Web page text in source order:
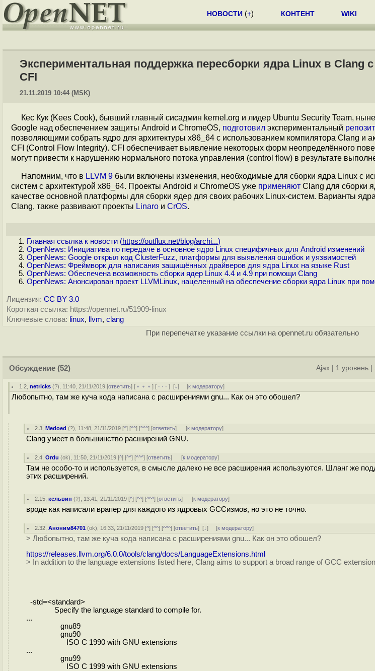
НОВОСТИ (+) КОНТЕНТ WIKI
Экспериментальная поддержка пересборки ядра Linux в Clang
CFI
21.11.2019 10:44 (MSK)
Кес Кук (Kees Cook), бывший главный сисадмин kernel.org и лидер Ubuntu Security Team,
Google над обеспечением защиты Android и ChromeOS, подготовил экспериментальный
позволяющими собрать ядро для архитектуры x86_64 с использованием компилятора Clang и
CFI (Control Flow Integrity). CFI обеспечивает выявление некоторых форм неопределённого
могут привести к нарушению нормального потока управления (control flow) в результате
Напомним, что в LLVM 9 были включены изменения, необходимые для сборки ядра Linux с
систем с архитектурой x86_64. Проекты Android и ChromeOS уже применяют Clang для сборки
качестве основной платформы для сборки ядер для своих рабочих Linux-систем. Варианты
Clang, также развивают проекты Linaro и CrOS.
Главная ссылка к новости (https://outflux.net/blog/archi...)
OpenNews: Инициатива по передаче в основное ядро Linux специфичных для Android изменений
OpenNews: Google открыл код ClusterFuzz, платформы для выявления ошибок и уязвимостей
OpenNews: Фреймворк для написания защищённых драйверов для ядра Linux на языке Rust
OpenNews: Обеспечена возможность сборки ядер Linux 4.4 и 4.9 при помощи Clang
OpenNews: Анонсирован проект LLVMLinux, нацеленный на обеспечение сборки ядра Linux при
Лицензия: CC BY 3.0
Короткая ссылка: https://opennet.ru/51909-linux
Ключевые слова: linux, llvm, clang
При перепечатке указание ссылки на opennet.ru обязательно
Обсуждение (52) Ajax 1 уровень
1.2 ,netricks (?), 11:40, 21/11/2019 [ответить] [ ﹢﹢﹢] [ · · ·][↓] [к модератору]
Любопытно, там же куча кода написана с расширениями gnu... Как он это обошел?
2.3 ,Medoed (?), 11:48, 21/11/2019 [^] [^^] [^^^] [ответить] [к модератору]
Clang умеет в большинство расширений GNU.
2.4 ,Ordu (ok), 11:50, 21/11/2019 [^] [^^] [^^^] [ответить] [к модератору]
Там не особо-то и используется, в смысле далеко не все расширения используются. Шланг же
этих расширений.
2.15 ,кельвин (?), 13:41, 21/11/2019 [^] [^^] [^^^] [ответить] [к модератору]
вроде как написали врапер для каждого из ядровых GCCизмов, но это не точно.
2.32 ,Аноним84701 (ok), 16:33, 21/11/2019 [^] [^^] [^^^] [ответить][↓] [к модератору]
> Любопытно, там же куча кода написана с расширениями gnu... Как он это обошел?
https://releases.llvm.org/6.0.0/tools/clang/docs/LanguageExtensions.html
> In addition to the language extensions listed here, Clang aims to support a broad range of GCC
-std=<standard>
Specify the language standard to compile for.
...
gnu89
gnu90
ISO C 1990 with GNU extensions
...
gnu99
ISO C 1999 with GNU extensions